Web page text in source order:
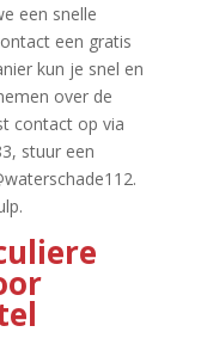
een snelle
een gratis
kun je snel en
over de
contact op via
stuur een